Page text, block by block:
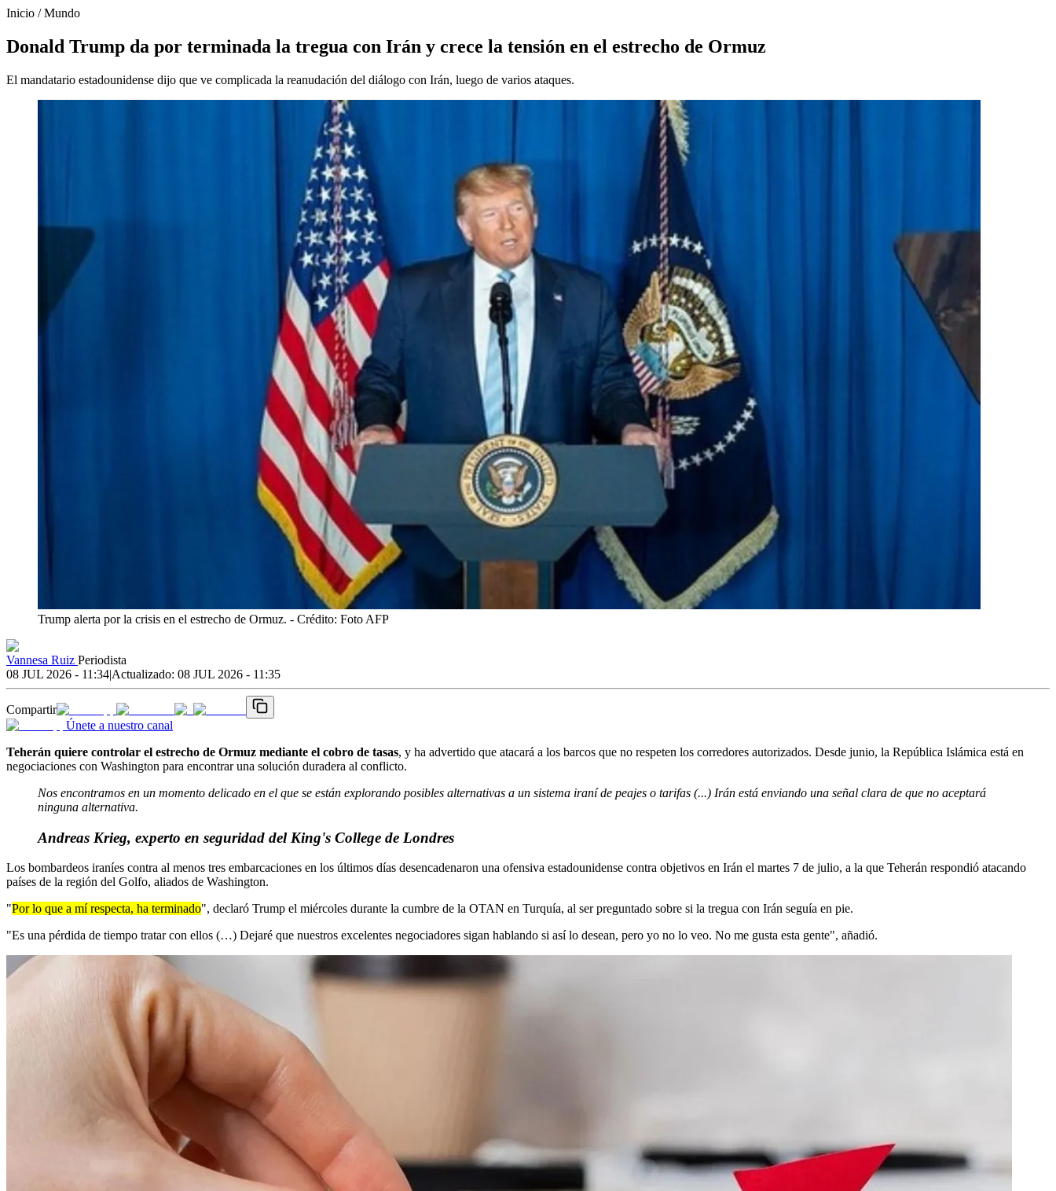
Inicio /Mundo
Donald Trump da por terminada la tregua con Irán y crece la tensión en el estrecho de Ormuz
El mandatario estadounidense dijo que ve complicada la reanudación del diálogo con Irán, luego de varios ataques.
Trump alerta por la crisis en el estrecho de Ormuz. - Crédito: Foto AFP
Vannesa Ruiz Periodista
08 JUL 2026 - 11:34|Actualizado: 08 JUL 2026 - 11:35
Compartir
Únete a nuestro canal
Teherán quiere controlar el estrecho de Ormuz mediante el cobro de tasas, y ha advertido que atacará a los barcos que no respeten los corredores autorizados. Desde junio, la República Islámica está en
negociaciones con Washington para encontrar una solución duradera al conflicto.
Nos encontramos en un momento delicado en el que se están explorando posibles alternativas a un sistema iraní de peajes o tarifas (...) Irán está enviando una señal clara de que no aceptará
ninguna alternativa.
Andreas Krieg, experto en seguridad del King's College de Londres
Los bombardeos iraníes contra al menos tres embarcaciones en los últimos días desencadenaron una ofensiva estadounidense contra objetivos en Irán el martes 7 de julio, a la que Teherán respondió atacando
países de la región del Golfo, aliados de Washington.
"Por lo que a mí respecta, ha terminado", declaró Trump el miércoles durante la cumbre de la OTAN en Turquía, al ser preguntado sobre si la tregua con Irán seguía en pie.
"Es una pérdida de tiempo tratar con ellos (…) Dejaré que nuestros excelentes negociadores sigan hablando si así lo desean, pero yo no lo veo. No me gusta esta gente", añadió.